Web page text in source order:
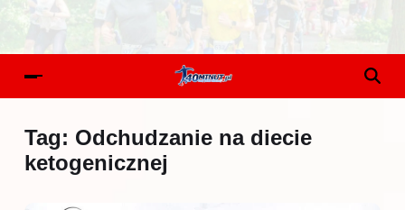
Tag: Odchudzanie na diecie
ketogenicznej